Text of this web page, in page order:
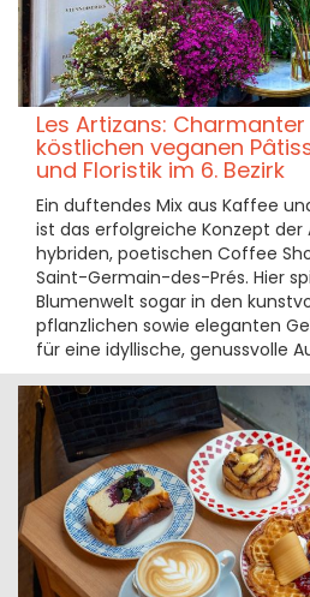
Les Artizans:
köstlichen veganen
und Floristik im 6. Bezirk
Ein duftendes Mix aus Kaffee
ist das erfolgreiche Konzept der
hybriden, poetischen Coffee
Saint-Germain-des-Prés. Hier
Blumenwelt sogar in den
pflanzlichen sowie eleganten
für eine idyllische, genussvolle